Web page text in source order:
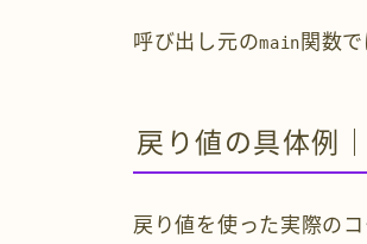
呼び出し元のmain関数
戻り値の具体例
戻り値を使った実際の